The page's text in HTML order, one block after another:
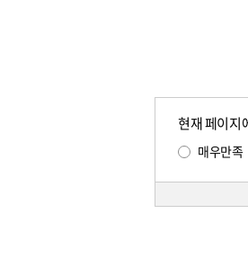
현재 페이지
매우만족